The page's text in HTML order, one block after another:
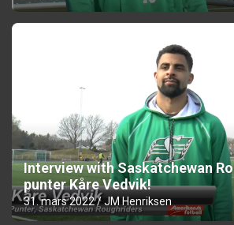
Interview with Saskatchewan
punter Kåre Vedvik!
31. mars 2022 JM Henriksen